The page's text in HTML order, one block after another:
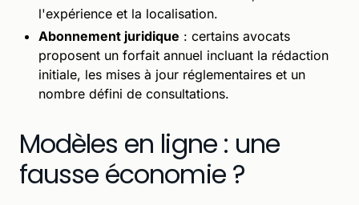
l'expérience et la localisation.
Abonnement juridique : certains avocats
proposent un forfait annuel incluant la rédaction
initiale, les mises à jour réglementaires et un
nombre défini de consultations.
Modèles en ligne : une
fausse économie ?